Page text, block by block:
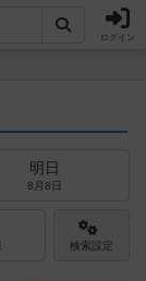
ログイン
明日
8月8日
検索設定